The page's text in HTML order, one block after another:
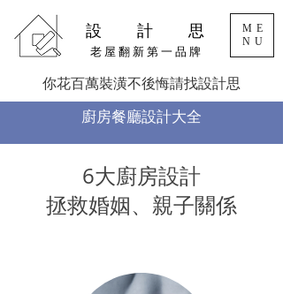
ME
NU
設 計 思
老 屋 翻 新 第 一 品 牌
你花百萬裝潢不後悔請找設計思
廚房餐廳設計大全
6大廚房設計
拯救婚姻、親子關係